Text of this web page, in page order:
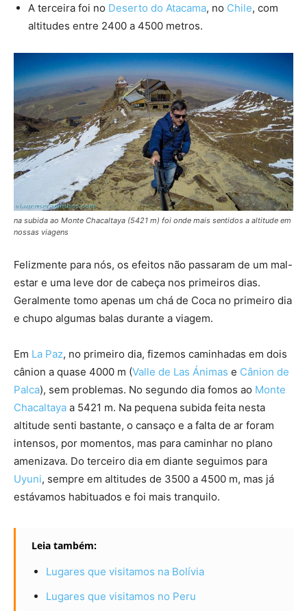
A terceira foi no Deserto do Atacama, no Chile, com
altitudes entre 2400 a 4500 metros.
na subida ao Monte Chacaltaya (5421 m) foi onde mais sentidos a altitude em
nossas viagens
Felizmente para nós, os efeitos não passaram de um mal-
estar e uma leve dor de cabeça nos primeiros dias.
Geralmente tomo apenas um chá de Coca no primeiro dia
e chupo algumas balas durante a viagem.
Em La Paz, no primeiro dia, fizemos caminhadas em dois
cânion a quase 4000 m (Valle de Las Ánimas e Cânion de
Palca), sem problemas. No segundo dia fomos ao Monte
Chacaltaya a 5421 m. Na pequena subida feita nesta
altitude senti bastante, o cansaço e a falta de ar foram
intensos, por momentos, mas para caminhar no plano
amenizava. Do terceiro dia em diante seguimos para
Uyuni, sempre em altitudes de 3500 a 4500 m, mas já
estávamos habituados e foi mais tranquilo.
Leia também:
Lugares que visitamos na Bolívia
Lugares que visitamos no Peru